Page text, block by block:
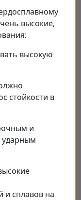
высокие,
высокую
стойкости в
и
ударным
и сплавов на